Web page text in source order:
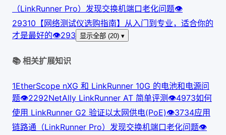
（LinkRunner Pro）发现交换机端口老化问题👁
29310 【网络测试仪选购指南】从入门到专业，适合你的
才是最好的👁293 显示全部 (20) ▾
📚 相关扩展知识
1EtherScope nXG 和 LinkRunner 10G 的电池和电源问
题👁2292NetAlly LinkRunner AT 简单评测👁4973如何
使用 LinkRunner G2 验证以太网供电(PoE)👁3734应用
链路通（LinkRunner Pro）发现交换机端口老化问题👁